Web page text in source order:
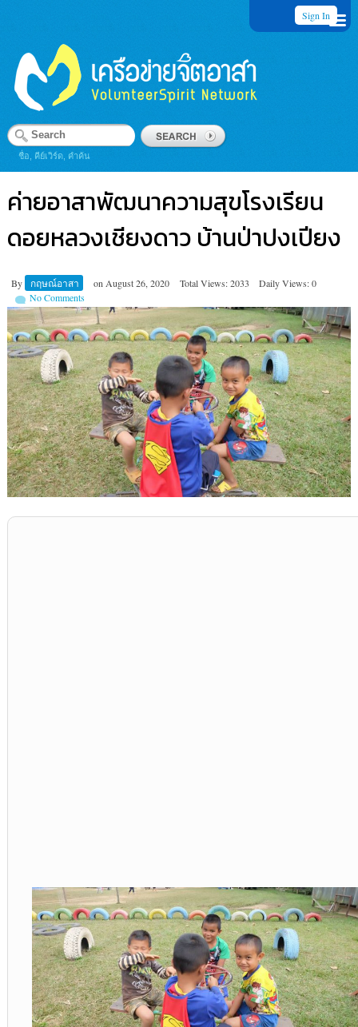
Sign In
ชื่อ, คีย์เวิร์ด, คำค้น
ค่ายอาสาพัฒนาความสุขโรงเรียน
ดอยหลวงเชียงดาว บ้านป่าปงเปียง
By กฤษณ์อาสา on August 26, 2020 Total Views: 2033
Daily Views: 0
No Comments